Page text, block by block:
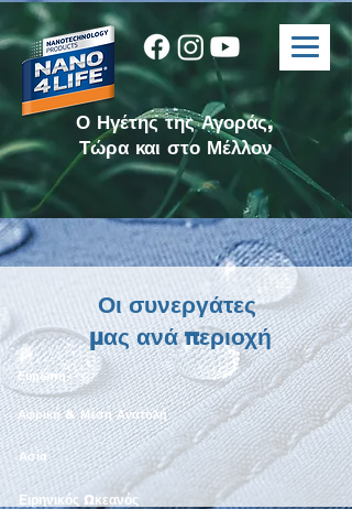
Ο Ηγέτης της Αγοράς,
Τώρα και στο Μέλλον
Οι συνεργάτες
μας ανά περιοχή
Ευρώπη
Αφρική & Μέση Ανατολή
Ασία
Ειρηνικός Ωκεανός